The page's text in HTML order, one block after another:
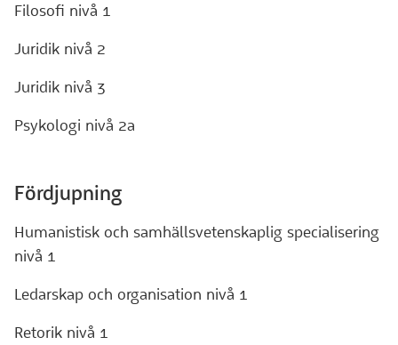
Filosofi nivå 1
Juridik nivå 2
Juridik nivå 3
Psykologi nivå 2a
Fördjupning
Humanistisk och samhällsvetenskaplig specialisering
nivå 1
Ledarskap och organisation nivå 1
Retorik nivå 1